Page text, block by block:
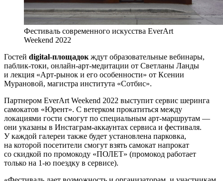
Фестиваль современного искусства EverArt
Weekend 2022
Гостей digital-площадок ждут образовательные вебинары,
паблик-токи, онлайн-арт-медитации от Светланы Ланды
и лекция «Арт-рынок и его особенности» от Ксении
Мурановой, магистра института «Сотбис».
Партнером EverArt Weekend 2022 выступит сервис шеринга
самокатов «Юрент». С ветерком прокатиться между
локациями гости смогут по специальным арт-маршрутам —
они указаны в Инстаграм-аккаунтах сервиса и фестиваля.
У каждой галереи также будет установлена парковка,
на которой посетители смогут взять самокат напрокат
со скидкой по промокоду «ПОЛЕТ» (промокод работает
только на 1-ю поездку в сервисе).